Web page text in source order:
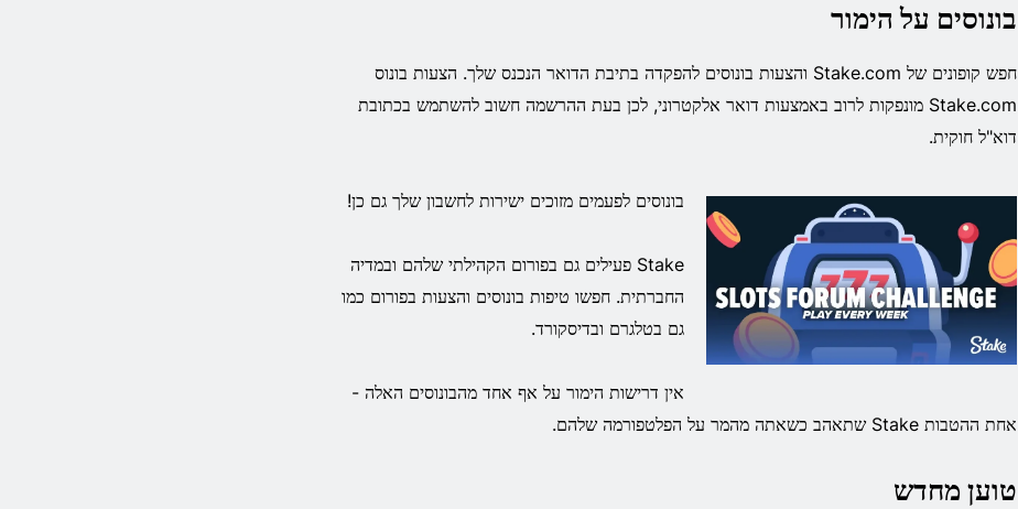
בונוסים על הימור
חפש קופונים של Stake.com והצעות בונוסים להפקדה בתיבת הדואר הנכנס שלך. הצעות בונוס
Stake.com מונפקות לרוב באמצעות דואר אלקטרוני, לכן בעת ההרשמה חשוב להשתמש בכתובת
דוא"ל חוקית.
בונוסים לפעמים מזוכים ישירות לחשבון שלך גם כן!
Stake פעילים גם בפורום הקהילתי שלהם ובמדיה
החברתית. חפשו טיפות בונוסים והצעות בפורום כמו
גם בטלגרם ובדיסקורד.
אין דרישות הימור על אף אחד מהבונוסים האלה -
אחת ההטבות Stake שתאהב כשאתה מהמר על הפלטפורמה שלהם.
טוען מחדש